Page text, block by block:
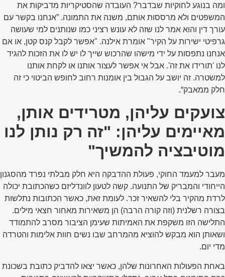
ומה בנוגע לחוקיות שבדבר? העובדה שהסטיקריות מדביקות את
המשפטים ולא מרססות אותם, משנה את התמונה. ”אנחנו בקשר עם
עורך דין והוא אמר לנו שזה לא עונש רציני כמו שנותנים למי שעושה
גרפיטי ישירות על הקיר" אומרת אילנה. "אפשר לקבל קנס קטן, או אם
אנחנו נתפסות על ידי מישהו שהרכוש שייך לו יש לו את הזכות להגיד
לנו 'תורידו את זה'. אבל אי אפשר לעצור אותנו או לקחת אותנו
למשטרה. זה יושב על הגבול בין אומנות רחוב לחופש הביטוי כי זה
חלק ממאבק“.
צועקים עליהן, מטרידים אותן,
מאיימים עליהן: "זה רק נותן לנו
מוטיבציה להמשיך"
מעבר למעמד החוקי, פעולת ההדבקה היא חלק מבלתי נפרד מהסגנון
הייחודי והמבריק של התנועה. קשה לטעון לוונדליזם כשהכתובת יכולה
לרדת מהקיר בלי להשאיר זכר. לעומת זאת, כאשר הכתובות נתלשות
בצורה רשלנית (וזה קורה הרבה) הן משאירות מאחור חצאי מילים.
התלישה הזו משקפת את האמיתות שעימן הציבור מסרב להתמודד
ושאותן הוא מבקש להוציא מהמרחב שבו נשים חוות אלימות והטרדה
מדי יום.
באחת הפעולות האחרונות שלהן, כאשר יצאו להדביק כתובת בשכונת